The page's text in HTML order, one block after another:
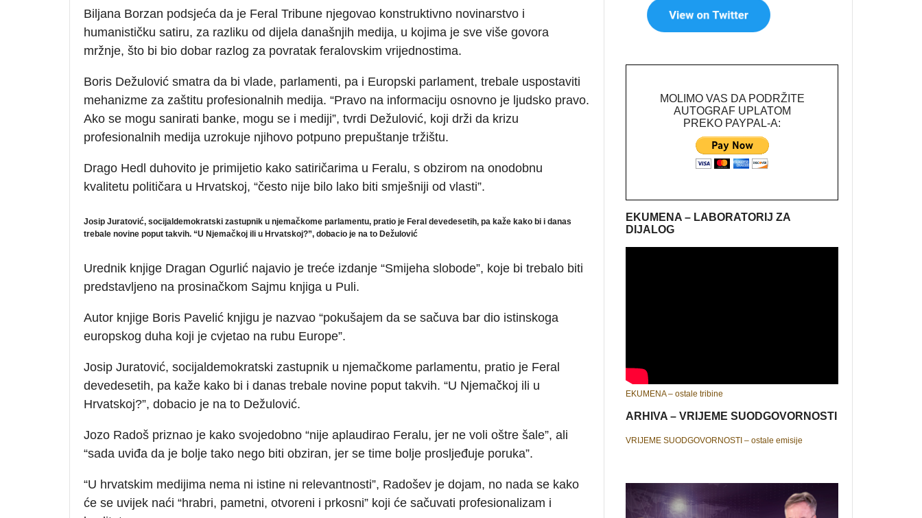
Biljana Borzan podsjeća da je Feral Tribune njegovao konstruktivno novinarstvo i
humanističku satiru, za razliku od dijela današnjih medija, u kojima je sve više govora
mržnje, što bi bio dobar razlog za povratak feralovskim vrijednostima.
Boris Dežulović smatra da bi vlade, parlamenti, pa i Europski parlament, trebale uspostaviti
mehanizme za zaštitu profesionalnih medija. “Pravo na informaciju osnovno je ljudsko pravo.
Ako se mogu sanirati banke, mogu se i mediji”, tvrdi Dežulović, koji drži da krizu
profesionalnih medija uzrokuje njihovo potpuno prepuštanje tržištu.
Drago Hedl duhovito je primijetio kako satiričarima u Feralu, s obzirom na onodobnu
kvalitetu političara u Hrvatskoj, “često nije bilo lako biti smješniji od vlasti”.
Josip Juratović, socijaldemokratski zastupnik u njemačkome parlamentu, pratio je Feral devedesetih, pa kaže kako bi i danas
trebale novine poput takvih. “U Njemačkoj ili u Hrvatskoj?”, dobacio je na to Dežulović
Urednik knjige Dragan Ogurlić najavio je treće izdanje “Smijeha slobode”, koje bi trebalo biti
predstavljeno na prosinačkom Sajmu knjiga u Puli.
Autor knjige Boris Pavelić knjigu je nazvao “pokušajem da se sačuva bar dio istinskoga
europskog duha koji je cvjetao na rubu Europe”.
Josip Juratović, socijaldemokratski zastupnik u njemačkome parlamentu, pratio je Feral
devedesetih, pa kaže kako bi i danas trebale novine poput takvih. “U Njemačkoj ili u
Hrvatskoj?”, dobacio je na to Dežulović.
Jozo Radoš priznao je kako svojedobno “nije aplaudirao Feralu, jer ne voli oštre šale”, ali
“sada uviđa da je bolje tako nego biti obziran, jer se time bolje prosljeđuje poruka”.
“U hrvatskim medijima nema ni istine ni relevantnosti”, Radošev je dojam, no nada se kako
će se uvijek naći “hrabri, pametni, otvoreni i prkosni” koji će sačuvati profesionalizam i
MOLIMO VAS DA PODRŽITE
AUTOGRAF UPLATOM
PREKO PAYPAL-A:
EKUMENA – LABORATORIJ ZA
DIJALOG
EKUMENA – ostale tribine
ARHIVA – VRIJEME SUODGOVORNOSTI
VRIJEME SUODGOVORNOSTI – ostale emisije